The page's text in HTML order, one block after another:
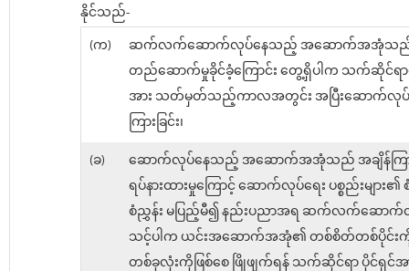
နိုင်သည်-
(က)
ဆက်လက်ဆောက်လုပ်နေသည့် အဆောက်အအုံသ
တည်ဆောက်မှုခိုင်ခံ့ကြောင်း တွေ့ရှိပါက သက်ဆိုင်ရာ
အား သတ်မှတ်သည့်ကာလအတွင်း အပြီးဆောက်လုပ်
ကြားခြင်း၊
(ခ)
ဆောက်လုပ်နေသည့် အဆောက်အအုံသည် အချိန်ကြာ
ရပ်နားထားမှုကြောင့် ဆောက်လုပ်ရေး ပစ္စည်းများ၏
စံညွှန်း မပြည့်မီ၍ နည်းပညာအရ ဆက်လက်ဆောက်
သင့်ပါက ယင်းအဆောက်အအုံ၏ တစ်စိတ်တစ်ပိုင်းကို
တစ်ခုလုံးကိုဖြစ်စေ ဖြိုဖျက်ရန် သက်ဆိုင်ရာ ပိုင်ရှင်အ